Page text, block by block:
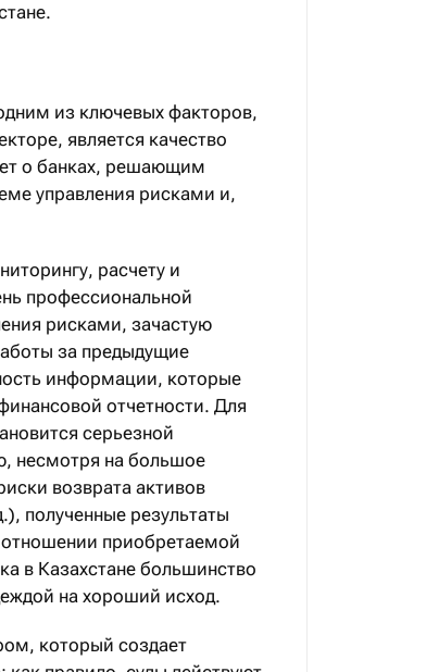
из ключевых факторов,
является качество
о банках, решающим
управления рисками и,
расчету и
профессиональной
рисками, зачастую
за предыдущие
информации, которые
отчетности. Для
серьезной
несмотря на большое
возврата активов
полученные результаты
отношении приобретаемой
в Казахстане большинство
на хороший исход.
который создает